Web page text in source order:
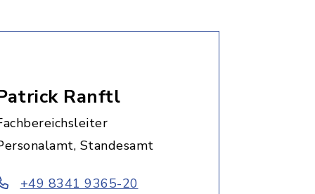
Ranftl
Standesamt
+49 8341 9365-20